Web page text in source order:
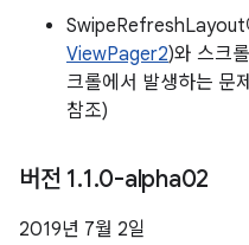
SwipeRefreshLayout
ViewPager2)와 스크
크롤에서 발생하는 문
참조)
버전 1.1.0-alpha02
2019년 7월 2일